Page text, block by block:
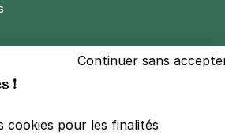
Continuer sans
!
cookies pour les finalités